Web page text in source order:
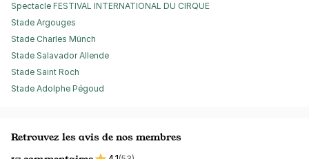
Spectacle FESTIVAL INTERNATIONAL DU CIRQUE
Stade Argouges
Stade Charles Münch
Stade Salavador Allende
Stade Saint Roch
Stade Adolphe Pégoud
Retrouvez les avis de nos membres